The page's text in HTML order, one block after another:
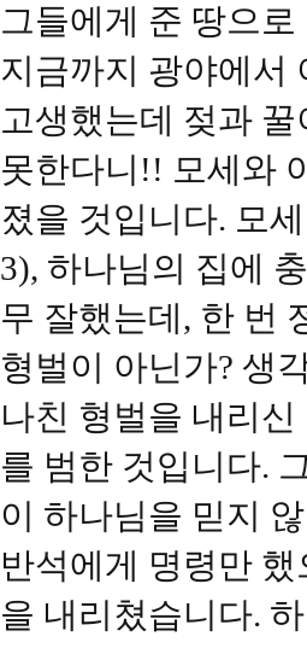
그들에게 준 땅으
지금까지 광야에서
고생했는데 젖과
못한다니!! 모세와
졌을 것입니다. 모
3), 하나님의 집에
무 잘했는데, 한 번
형벌이 아닌가? 생
나친 형벌을 내리
를 범한 것입니다.
이 하나님을 믿지
반석에게 명령만
을 내리쳤습니다.